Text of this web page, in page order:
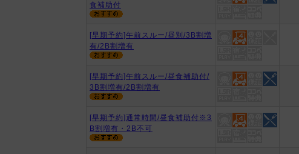
食補助付
[早期予約]午前スルー/昼別/3B割増
有/2B割増有
[早期予約]午前スルー/昼食補助付/
3B割増有/2B割増有
[早期予約]通常時間/昼食補助付※3
B割増有・2B不可